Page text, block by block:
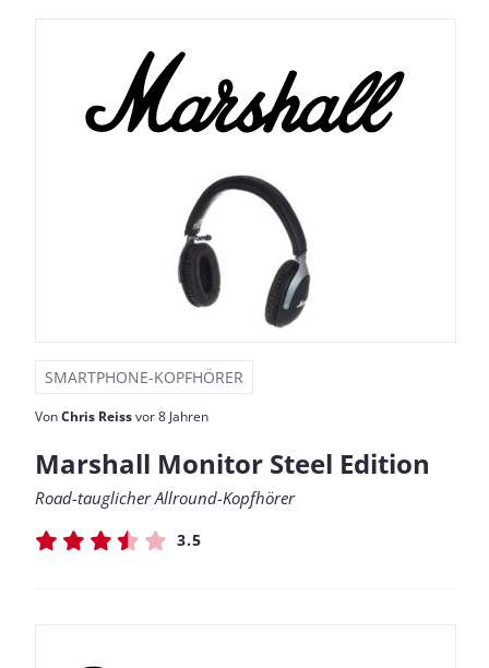
SMARTPHONE-KOPFHÖRER
VonChris Reissvor 8 Jahren
Marshall Monitor Steel Edition
Road-tauglicher Allround-Kopfhörer
3.5